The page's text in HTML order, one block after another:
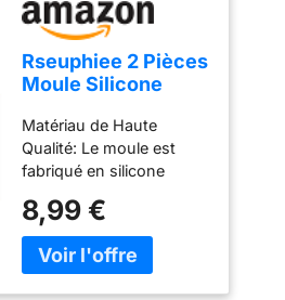
Rseuphiee 2 Pièces
Moule Silicone
Moules
Antiadhésifs à 8
Cavités, Barres de
Céréales Maison,
Pain, Gâteau,
Barres de Chocolat,
Biscuits, Violet
Matériau de Haute
Qualité: Le moule est
fabriqué en silicone
flexible, inodore et
exempt de BPA et
d'autres substances
8,99 €